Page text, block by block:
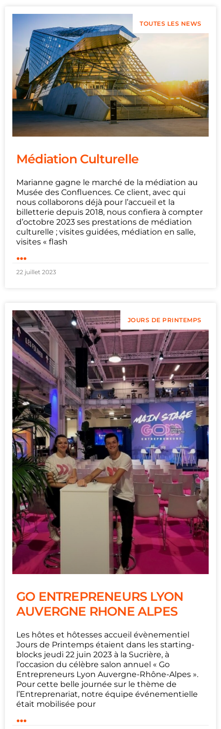
TOUTES LES NEWS
Médiation Culturelle
Marianne gagne le marché de la médiation au
Musée des Confluences. Ce client, avec qui
nous collaborons déjà pour l’accueil et la
billetterie depuis 2018, nous confiera à compter
d’octobre 2023 ses prestations de médiation
culturelle ; visites guidées, médiation en salle,
visites « flash
...
22 juillet 2023
JOURS DE PRINTEMPS
GO ENTREPRENEURS LYON
AUVERGNE RHONE ALPES
Les hôtes et hôtesses accueil évènementiel
Jours de Printemps étaient dans les starting-
blocks jeudi 22 juin 2023 à la Sucrière, à
l’occasion du célèbre salon annuel « Go
Entrepreneurs Lyon Auvergne-Rhône-Alpes ».
Pour cette belle journée sur le thème de
l’Entreprenariat, notre équipe événementielle
était mobilisée pour
...